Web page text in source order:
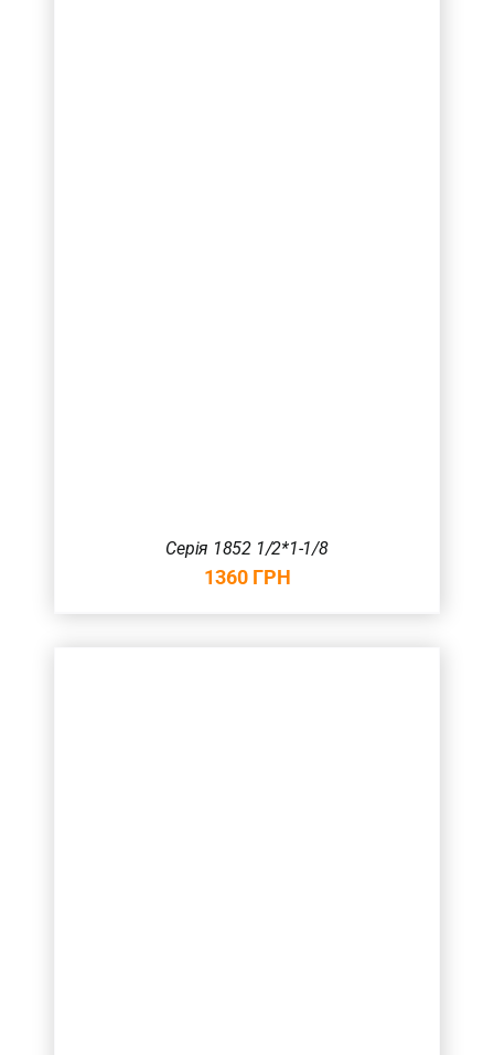
Серія 1852 1/2*1-1/8
1360 ГРН